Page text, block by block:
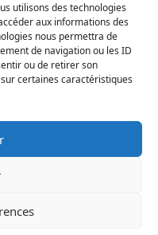
utilisons des technologies
aux informations des
nous permettra de
de navigation ou les ID
ou de retirer son
certaines caractéristiques